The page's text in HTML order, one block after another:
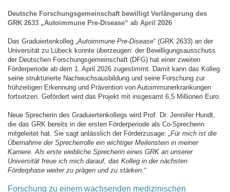
Deutsche Forschungsgemeinschaft bewilligt Verlängerung des
GRK 2633 „Autoimmune Pre-Disease“ ab April 2026
Das Graduiertenkolleg „Autoimmune Pre-Disease“ (GRK 2633) an der
Universität zu Lübeck konnte überzeugen: der Bewilligungsausschuss
der Deutschen Forschungsgemeinschaft (DFG) hat einer zweiten
Förderperiode ab dem 1. April 2026 zugestimmt. Damit kann das Kolleg
seine strukturierte Nachwuchsausbildung und seine Forschung zur
frühzeitigen Erkennung und Prävention von Autoimmunerkrankungen
fortsetzen. Gefördert wird das Projekt mit insgesamt 6,5 Millionen Euro.
Neue Sprecherin des Graduiertenkollegs wird Prof. Dr. Jennifer Hundt,
die das GRK bereits in der ersten Förderperiode als Co-Sprecherin
mitgeleitet hat. Sie sagt anlässlich der Förderzusage: „Für mich ist die
Übernahme der Sprecherrolle ein wichtiger Meilenstein in meiner
Karriere. Als erste weibliche Sprecherin eines GRK an unserer
Universität freue ich mich darauf, das Kolleg in der nächsten
Förderphase weiter zu prägen und zu stärken.“
Forschung zu einem wachsenden medizinischen